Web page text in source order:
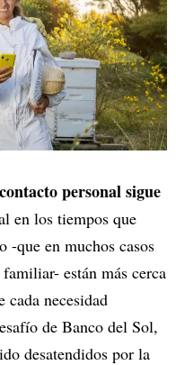
personal sigue
en los tiempos que
-que en muchos casos
están más cerca
cada necesidad
de Banco del Sol,
desatendidos por la